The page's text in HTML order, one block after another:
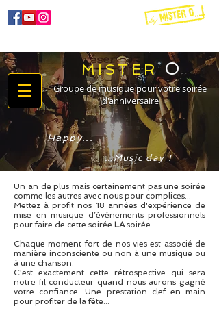
06 60 51 72 51
MISTER O
Groupe de musique pour votre soirée
d'anniversaire
Happy...
...Music day !
Un an de plus mais certainement pas une soirée
comme les autres avec nous pour complices...
Mettez à profit nos 18 années d'expérience de
mise en musique d’événements professionnels
pour faire de cette soirée LAsoirée...
Chaque moment fort de nos vies est associé de
manière inconsciente ou non à une musique ou
à une chanson.
C'est exactement cette rétrospective qui sera
notre fil conducteur quand nous aurons gagné
votre confiance. Une prestation clef en main
pour profiter de la fête...